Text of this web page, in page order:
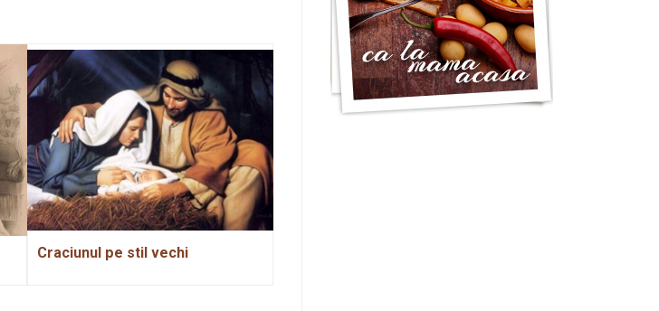
Craciunul pe stil vechi